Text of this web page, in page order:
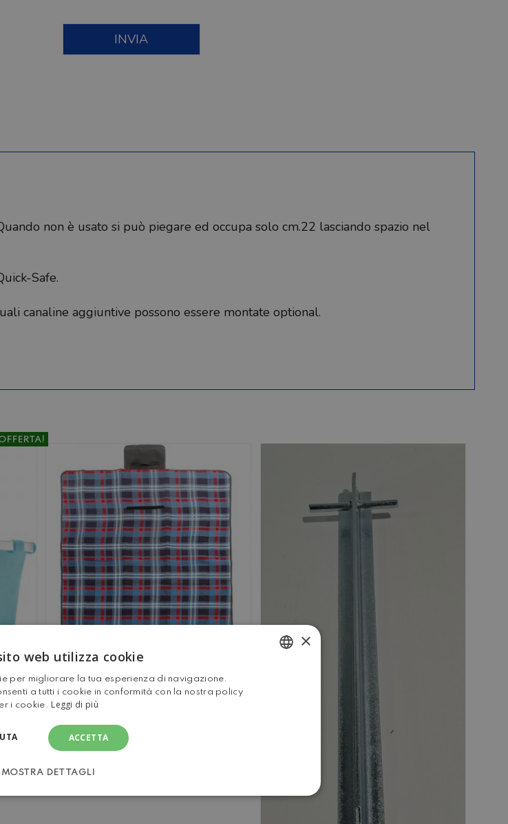
non è usato si può piegare ed occupa solo cm.22 lasciando spazio nel
Safe.
canaline aggiuntive possono essere montate optional.
XS
ALFRESCO
×
web utilizza cookie
per migliorare la tua esperienza di navigazione.
a tutti i cookie in conformità con la nostra policy
i cookie. Leggi di più
ACCETTA
MOSTRA DETTAGLI